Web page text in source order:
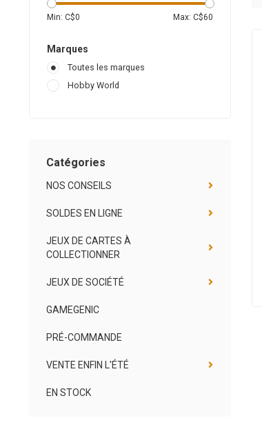
Min: C$0 Max: C$60
Marques
Toutes les marques
Hobby World
Catégories
NOS CONSEILS
SOLDES EN LIGNE
JEUX DE CARTES À
COLLECTIONNER
JEUX DE SOCIÉTÉ
GAMEGENIC
PRÉ-COMMANDE
VENTE ENFIN L'ÉTÉ
EN STOCK